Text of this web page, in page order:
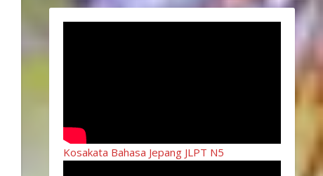
Kosakata Bahasa Jepang JLPT N5